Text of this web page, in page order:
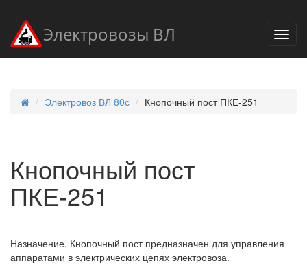
Электровозы ВЛ
Электровоз ВЛ 80с Кнопочный пост ПКЕ-251
Кнопочный пост
ПКЕ-251
Назначение. Кнопочный пост предназначен для управления
аппаратами в электрических цепях электровоза.